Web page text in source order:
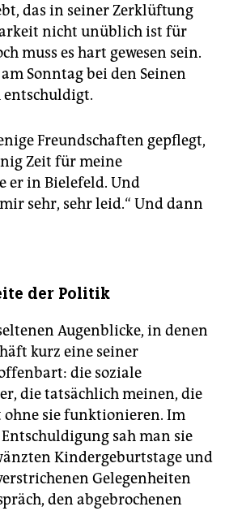
das in seiner Zerklüftung
nicht unüblich ist für
muss es hart gewesen sein.
Sonntag bei den Seinen
Freundschaften gepflegt,
Zeit für meine
er in Bielefeld. Und
sehr, sehr leid.“ Und dann
der Politik
Augenblicke, in denen
kurz eine seiner
die soziale
die tatsächlich meinen, die
sie funktionieren. Im
sah man sie
Kindergeburtstage und
Gelegenheiten
den abgebrochenen